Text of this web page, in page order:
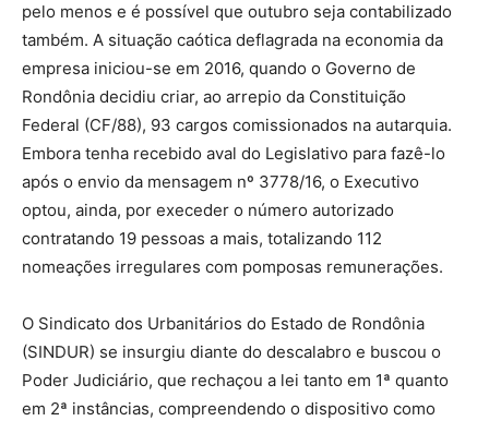
pelo menos e é possível que outubro seja contabilizado
também. A situação caótica deflagrada na economia da
empresa iniciou-se em 2016, quando o Governo de
Rondônia decidiu criar, ao arrepio da Constituição
Federal (CF/88), 93 cargos comissionados na autarquia.
Embora tenha recebido aval do Legislativo para fazê-lo
após o envio da mensagem nº 3778/16, o Executivo
optou, ainda, por execeder o número autorizado
contratando 19 pessoas a mais, totalizando 112
nomeações irregulares com pomposas remunerações.
O Sindicato dos Urbanitários do Estado de Rondônia
(SINDUR) se insurgiu diante do descalabro e buscou o
Poder Judiciário, que rechaçou a lei tanto em 1ª quanto
em 2ª instâncias, compreendendo o dispositivo como